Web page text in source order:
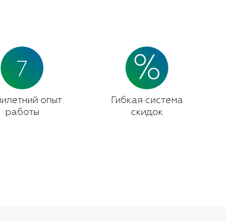
7
опыт
работы
Гибкая система
скидок